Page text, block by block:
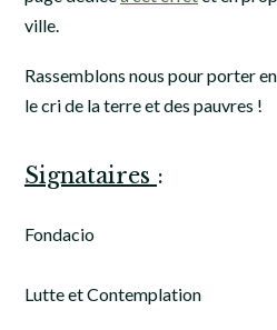
ville.
Rassemblons nous pour porter
le cri de la terre et des pauvres !
Signataires :
Fondacio
Lutte et Contemplation